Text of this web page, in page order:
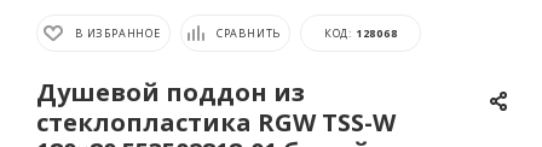
В ИЗБРАННОЕ СРАВНИТЬ КОД: 128068
Душевой поддон из
стеклопластика RGW TSS-W